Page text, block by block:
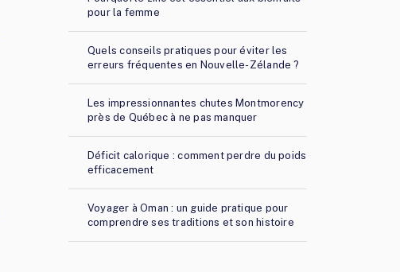
pour la femme
Quels conseils pratiques pour éviter les
erreurs fréquentes en Nouvelle-Zélande ?
Les impressionnantes chutes Montmorency
près de Québec à ne pas manquer
Déficit calorique : comment perdre du poids
efficacement
Voyager à Oman : un guide pratique pour
comprendre ses traditions et son histoire